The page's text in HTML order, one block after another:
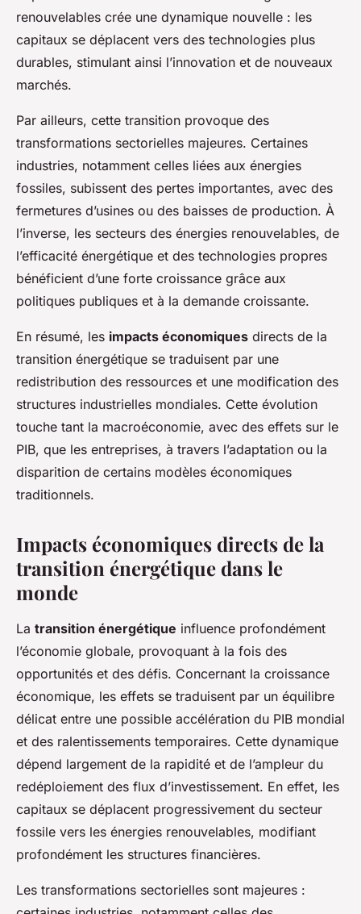
renouvelables crée une dynamique nouvelle : les
capitaux se déplacent vers des technologies plus
durables, stimulant ainsi l’innovation et de nouveaux
marchés.
Par ailleurs, cette transition provoque des
transformations sectorielles majeures. Certaines
industries, notamment celles liées aux énergies
fossiles, subissent des pertes importantes, avec des
fermetures d’usines ou des baisses de production. À
l’inverse, les secteurs des énergies renouvelables, de
l’efficacité énergétique et des technologies propres
bénéficient d’une forte croissance grâce aux
politiques publiques et à la demande croissante.
En résumé, les impacts économiques directs de la
transition énergétique se traduisent par une
redistribution des ressources et une modification des
structures industrielles mondiales. Cette évolution
touche tant la macroéconomie, avec des effets sur le
PIB, que les entreprises, à travers l’adaptation ou la
disparition de certains modèles économiques
traditionnels.
Impacts économiques directs de la
transition énergétique dans le
monde
La transition énergétique influence profondément
l’économie globale, provoquant à la fois des
opportunités et des défis. Concernant la croissance
économique, les effets se traduisent par un équilibre
délicat entre une possible accélération du PIB mondial
et des ralentissements temporaires. Cette dynamique
dépend largement de la rapidité et de l’ampleur du
redéploiement des flux d’investissement. En effet, les
capitaux se déplacent progressivement du secteur
fossile vers les énergies renouvelables, modifiant
profondément les structures financières.
Les transformations sectorielles sont majeures :